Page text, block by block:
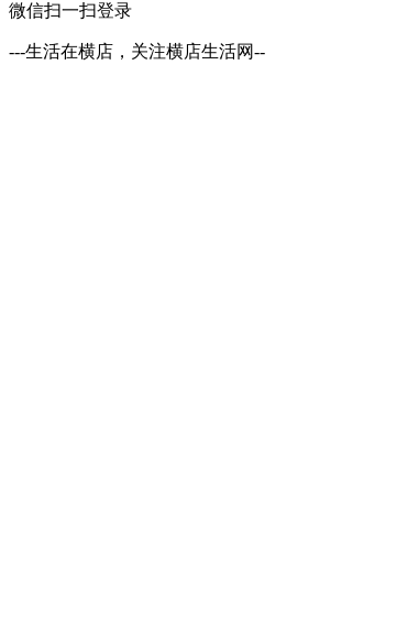
微信扫一扫登录
---生活在横店，关注横店生活网--